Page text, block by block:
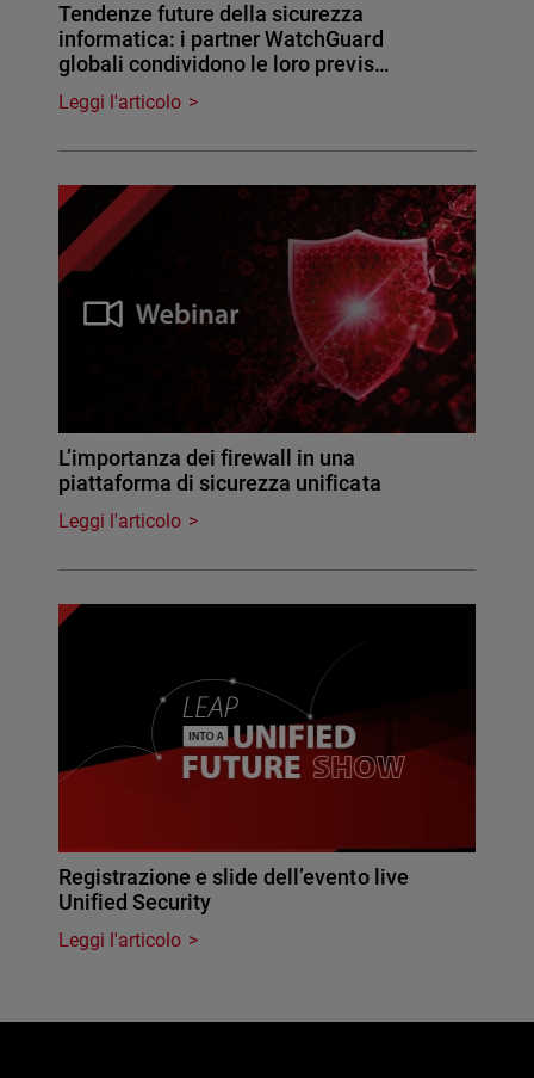
Tendenze future della sicurezza
informatica: i partner WatchGuard
globali condividono le loro previs…
Leggi l'articolo
L’importanza dei firewall in una
piattaforma di sicurezza unificata
Leggi l'articolo
Registrazione e slide dell’evento live
Unified Security
Leggi l'articolo